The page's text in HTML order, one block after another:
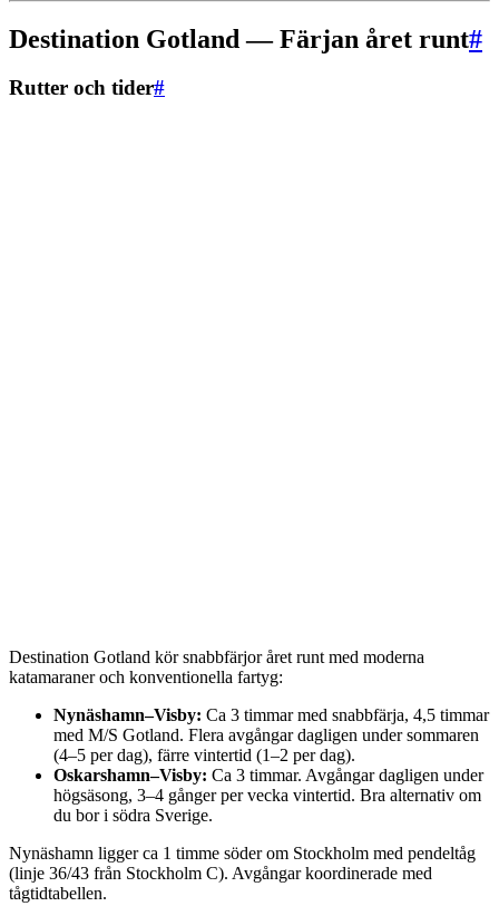
Destination Gotland — Färjan året runt#
Rutter och tider#
Destination Gotland kör snabbfärjor året runt med moderna
katamaraner och konventionella fartyg:
Nynäshamn–Visby: Ca 3 timmar med snabbfärja, 4,5 timmar
med M/S Gotland. Flera avgångar dagligen under sommaren
(4–5 per dag), färre vintertid (1–2 per dag).
Oskarshamn–Visby: Ca 3 timmar. Avgångar dagligen under
högsäsong, 3–4 gånger per vecka vintertid. Bra alternativ om
du bor i södra Sverige.
Nynäshamn ligger ca 1 timme söder om Stockholm med pendeltåg
(linje 36/43 från Stockholm C). Avgångar koordinerade med
tågtidtabellen.